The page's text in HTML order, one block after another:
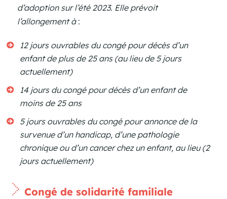
d’adoption sur l’été 2023. Elle prévoit
l’allongement à:
12 jours ouvrables du congé pour décès d’un
enfant de plus de 25 ans (au lieu de 5 jours
actuellement)
14 jours du congé pour décès d’un enfant de
moins de 25 ans
5 jours ouvrables du congé pour annonce de la
survenue d’un handicap, d’une pathologie
chronique ou d’un cancer chez un enfant, au lieu (2
jours actuellement)
Congé de solidarité familiale